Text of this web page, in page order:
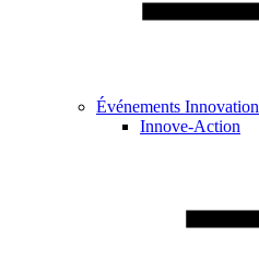
Événements Innovation
Innove-Action